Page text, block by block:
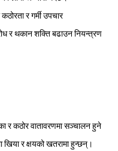
र गर्मी उपचार
र थकान शक्ति बढाउन नियन्त्रण
र कठोर वातावरणमा सञ्चालन हुने
खिया र क्षयको खतरामा हुन्छन्।